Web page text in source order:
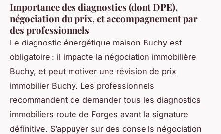
Importance des diagnostics (dont DPE),
négociation du prix, et accompagnement par
des professionnels
Le diagnostic énergétique maison Buchy est
obligatoire : il impacte la négociation immobilière
Buchy, et peut motiver une révision de prix
immobilier Buchy. Les professionnels
recommandent de demander tous les diagnostics
immobiliers route de Forges avant la signature
définitive. S’appuyer sur des conseils négociation